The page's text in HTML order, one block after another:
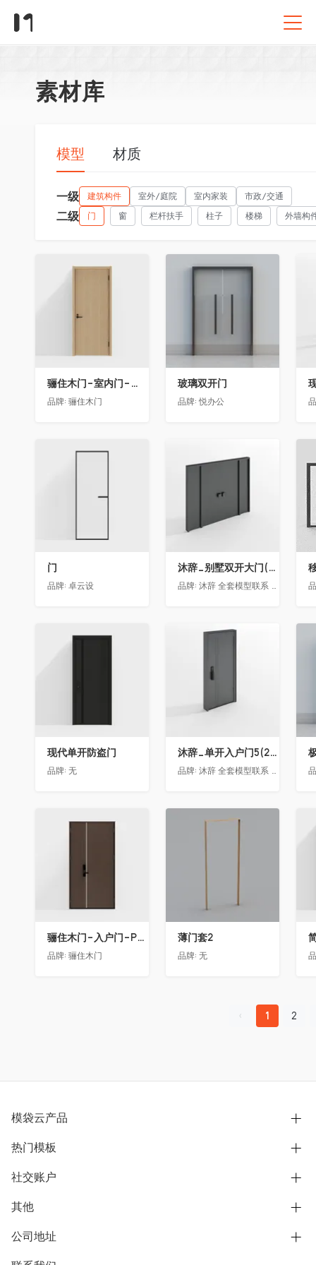
素材库
模型 材质
一级 建筑构件 室外/庭院 室内家装 市政/交通
二级 门 窗 栏杆扶手 柱子 楼梯 外墙构
收藏
骊住木门-室内门-单开门-BFA-PP麦芽黄色
品牌: 骊住木门
收藏
玻璃双开门
品牌:悦办公
收藏
门
品牌: 卓云设
沐辞_别墅双开大门(大型)(漏光加厚度)
品牌: 沐辞 全套模型联系 Vx:Muci0003
收藏
现代单开防盗门
品牌: 无
沐辞_单开入户门5(2021)
品牌: 沐辞 全套模型联系 Vx:Muci0003
收藏
骊住木门-入户门-P03子母门-G黑茶色(喷漆)-外开
品牌: 骊住木门
薄门套2
品牌: 无
1 2
模袋云产品
别墅设计营销
模型协同展示分享
别墅社区
热门模板
欧式别墅
中式别墅
社交账户
B站
抖音
微信公众号
其他
用户服务协议
隐私政策
公司地址